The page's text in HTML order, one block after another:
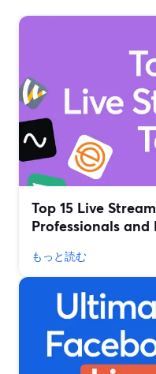
Top 15 Live
Professionals and
もっと読む